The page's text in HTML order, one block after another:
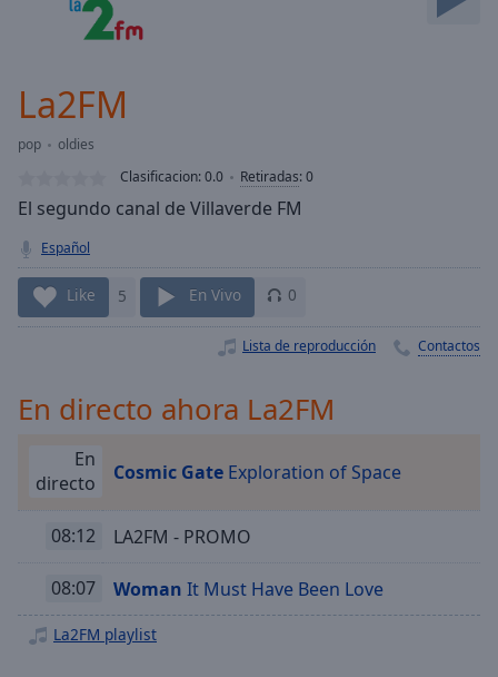
Current
Time0:00
Duration
0.00%
TypeLIVE
Seek to
live,
currently
Time-
Chapters
Descriptions
La2FM
pop
oldies
Clasificacion:0.0 Retiradas:0
El segundo canal de Villaverde FM
Español
Like 5 En Vivo 0
Lista de reproducción Contactos
En directo ahora La2FM
En
directo
Cosmic Gate Exploration of Space
08:12 LA2FM - PROMO
08:07 Woman It Must Have Been Love
La2FM playlist